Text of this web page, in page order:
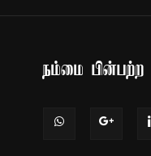
நம்மை பின்பற்ற